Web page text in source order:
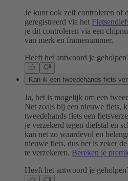
Je kunt ook zelf controleren of
geregistreerd via het
je dit controleren via een
van merk en framenummer.
Heeft het antwoord je
Kan ik een tweedehands fiets
Ja, het is mogelijk om een
Net zoals bij een nieuwe fiets,
tweedehands fiets een
je verzekerd tegen diefstal en
kan net zo waardevol en
nieuwe fiets, dus het is zeker
te verzekeren. Bereken je
Heeft het antwoord je